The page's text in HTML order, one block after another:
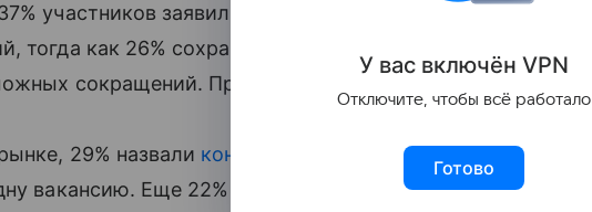
участников заявили, что продолжают работать
тогда как 26% сохраняют занятость, но испытывают
сокращений. При этом 34% уже ищут новую работу.
29% назвали конкуренцию
критической, указывая
вакансию. Еще 22% считают, что без рекомендаций
У вас включён VPN
Отключите, чтобы всё работало
Готово